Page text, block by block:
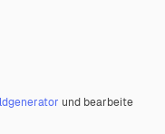
und bearbeite